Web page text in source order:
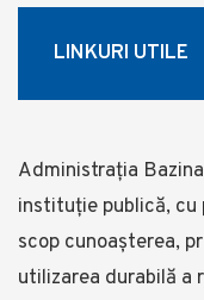
LINKURI UTILE
Administrația
instituție publică, cu
scop cunoașterea,
utilizarea durabilă a